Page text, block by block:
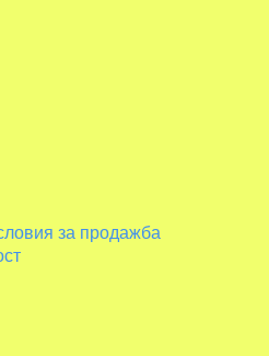
за продажба